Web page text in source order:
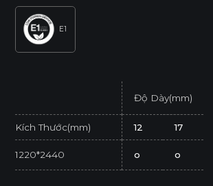
E1
Độ Dày(mm)
Kích Thước(mm) 12 17
1220*2440 o o